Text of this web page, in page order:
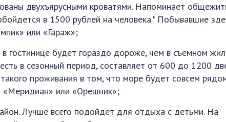
двухъярусными кроватями. Напоминает
в 1500 рублей на человека.* Побывавшие
или «Гараж»;
гостинице будет гораздо дороже, чем в съемном
в сезонный период, составляет от 600 до 1200
проживания в том, что море будет совсем
или «Орешник»;
Лучше всего подойдет для отдыха с детьми. На